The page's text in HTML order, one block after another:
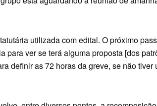
utilizada com edital. O próximo
para ver se terá alguma proposta [dos
definir as 72 horas da greve, se não tiver